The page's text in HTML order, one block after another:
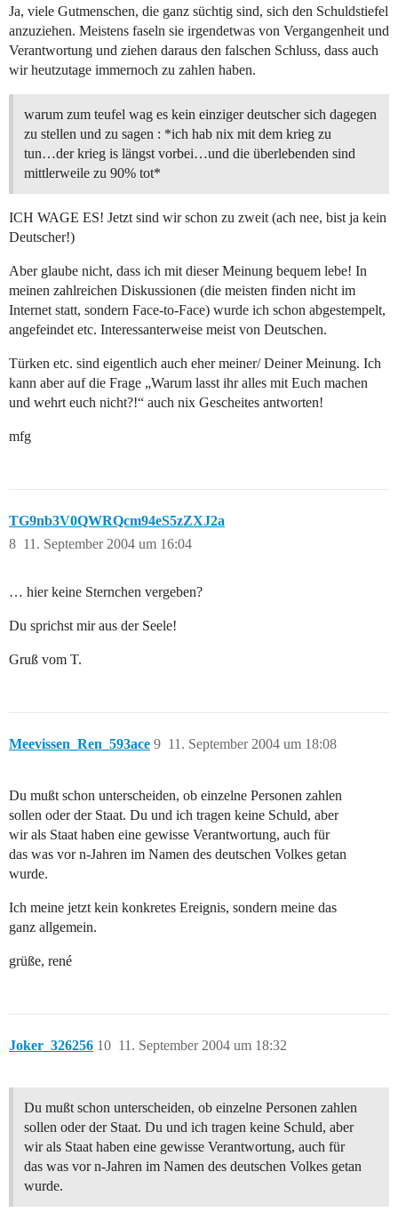
Ja, viele Gutmenschen, die ganz süchtig sind, sich den Schuldstiefel
anzuziehen. Meistens faseln sie irgendetwas von Vergangenheit und
Verantwortung und ziehen daraus den falschen Schluss, dass auch
wir heutzutage immernoch zu zahlen haben.
warum zum teufel wag es kein einziger deutscher sich dagegen
zu stellen und zu sagen : *ich hab nix mit dem krieg zu
tun…der krieg is längst vorbei…und die überlebenden sind
mittlerweile zu 90% tot*
ICH WAGE ES! Jetzt sind wir schon zu zweit (ach nee, bist ja kein
Deutscher!)
Aber glaube nicht, dass ich mit dieser Meinung bequem lebe! In
meinen zahlreichen Diskussionen (die meisten finden nicht im
Internet statt, sondern Face-to-Face) wurde ich schon abgestempelt,
angefeindet etc. Interessanterweise meist von Deutschen.
Türken etc. sind eigentlich auch eher meiner/ Deiner Meinung. Ich
kann aber auf die Frage „Warum lasst ihr alles mit Euch machen
und wehrt euch nicht?!“ auch nix Gescheites antworten!
mfg
TG9nb3V0QWRQcm94eS5zZXJ2a
11. September 2004 um 16:04
8
… hier keine Sternchen vergeben?
Du sprichst mir aus der Seele!
Gruß vom T.
Meevissen_Ren_593ace 11. September 2004 um 18:08
9
Du mußt schon unterscheiden, ob einzelne Personen zahlen
sollen oder der Staat. Du und ich tragen keine Schuld, aber
wir als Staat haben eine gewisse Verantwortung, auch für
das was vor n-Jahren im Namen des deutschen Volkes getan
wurde.
Ich meine jetzt kein konkretes Ereignis, sondern meine das
ganz allgemein.
grüße, rené
Joker_326256 11. September 2004 um 18:32
10
Du mußt schon unterscheiden, ob einzelne Personen zahlen
sollen oder der Staat. Du und ich tragen keine Schuld, aber
wir als Staat haben eine gewisse Verantwortung, auch für
das was vor n-Jahren im Namen des deutschen Volkes getan
wurde.